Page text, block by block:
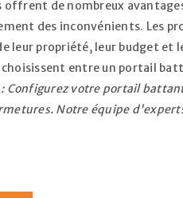
de nombreux
des inconvénients. Les
leur propriété, leur budget et
entre un portail
Configurez votre portail
Notre équipe